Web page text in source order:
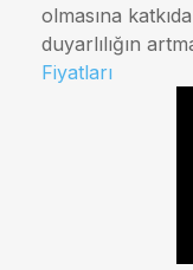
olmasına
duyarlılığın
Fiyatları